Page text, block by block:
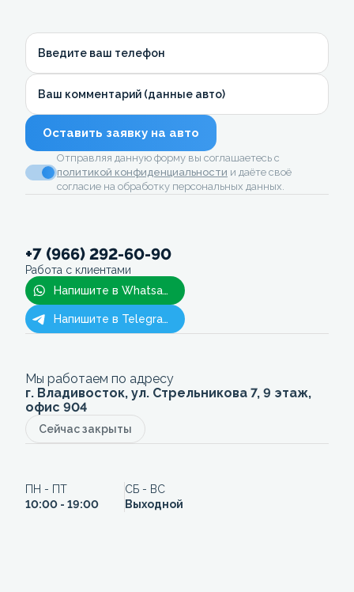
Введите ваш телефон
Ваш комментарий (данные авто)
Оставить заявку на авто
Отправляя данную форму вы соглашаетесь с
политикой конфиденциальности и даёте своё
согласие на обработку персональных данных.
+7 (966) 292-60-90
Работа с клиентами
Напишите в Whatsapp
Напишите в Telegram
Мы работаем по адресу
г. Владивосток, ул. Стрельникова 7, 9 этаж,
офис 904
Сейчас закрыты
ПН - ПТ
10:00 - 19:00
СБ - ВС
Выходной